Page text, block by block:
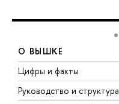
О ВЫШКЕ
Цифры и факты
Руководство и структура